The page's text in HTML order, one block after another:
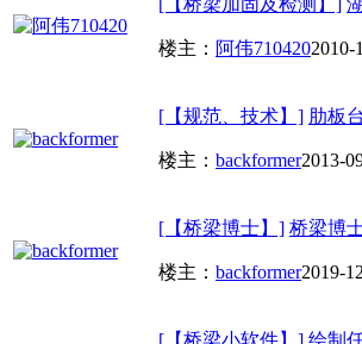
[【桥梁加固及检测】]
楼主： 阿伟7104202010-
[【规范、技术】] 肋板
楼主： backformer2013-
[【桥梁博士】] 桥梁博
楼主： backformer2019-
[【桥梁小软件】] 绘制